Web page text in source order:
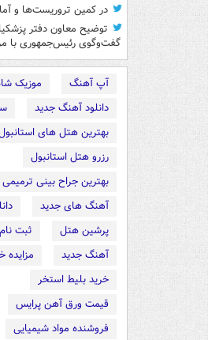
در کمین تروریست‌ها و
توضیح معاون دفتر
گفت‌وگوی رئیس‌جمهوری با
آپ آهنگ
موزیک
دانلود آهنگ جدید
بهترین هتل های
رزرو هتل استانبول
بهترین جراح بینی ترمیمی
آهنگ های جدید
پرشین هتل
ثبت
آهنگ جدید
مزایده
خرید بلیط استخر
قیمت ورق آهن پرایس
فروشنده مواد شیمیایی